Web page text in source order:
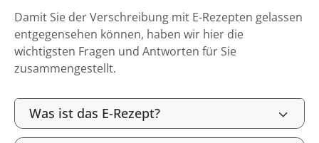
Damit Sie der Verschreibung mit E-Rezepten gelassen
entgegensehen können, haben wir hier die
wichtigsten Fragen und Antworten für Sie
zusammengestellt.
Was ist das E-Rezept?